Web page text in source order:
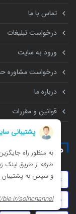
تماس با ما
درخواست تبلیغات
ورود به سایت
درخواست مشاوره
درباره ما
قوانین و مقررات
همه چیز درباره
عقد دائم
موجر و مستاجر